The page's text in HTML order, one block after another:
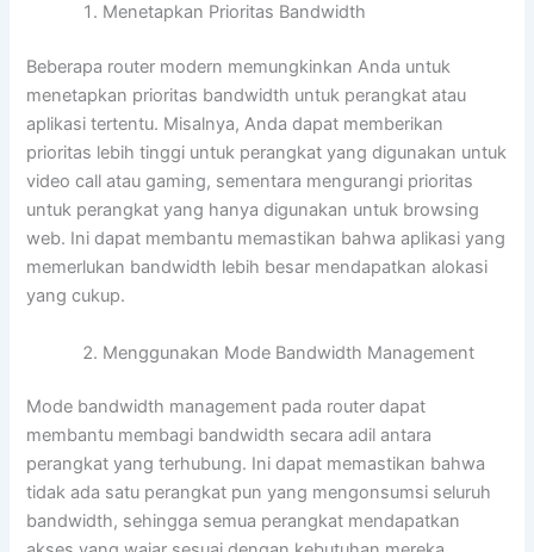
Menetapkan Prioritas Bandwidth
Beberapa router modern memungkinkan Anda untuk
menetapkan prioritas bandwidth untuk perangkat atau
aplikasi tertentu. Misalnya, Anda dapat memberikan
prioritas lebih tinggi untuk perangkat yang digunakan untuk
video call atau gaming, sementara mengurangi prioritas
untuk perangkat yang hanya digunakan untuk browsing
web. Ini dapat membantu memastikan bahwa aplikasi yang
memerlukan bandwidth lebih besar mendapatkan alokasi
yang cukup.
Menggunakan Mode Bandwidth Management
Mode bandwidth management pada router dapat
membantu membagi bandwidth secara adil antara
perangkat yang terhubung. Ini dapat memastikan bahwa
tidak ada satu perangkat pun yang mengonsumsi seluruh
bandwidth, sehingga semua perangkat mendapatkan